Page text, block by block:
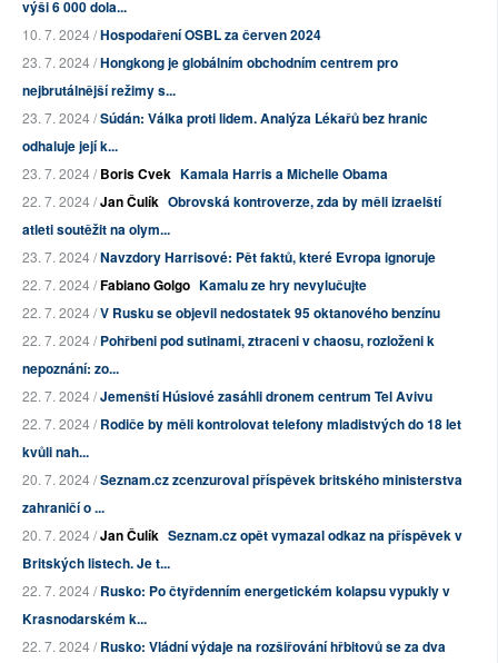
výši 6 000 dola...
10. 7. 2024 /Hospodaření OSBL za červen 2024
23. 7. 2024 /Hongkong je globálním obchodním centrem pro
nejbrutálnější režimy s...
23. 7. 2024 /Súdán: Válka proti lidem. Analýza Lékařů bez hranic
odhaluje její k...
23. 7. 2024 /Boris Cvek Kamala Harris a Michelle Obama
22. 7. 2024 /Jan Čulík Obrovská kontroverze, zda by měli izraelští
atleti soutěžit na olym...
23. 7. 2024 /Navzdory Harrisové: Pět faktů, které Evropa ignoruje
22. 7. 2024 /Fabiano Golgo Kamalu ze hry nevylučujte
22. 7. 2024 /V Rusku se objevil nedostatek 95 oktanového benzínu
22. 7. 2024 /Pohřbeni pod sutinami, ztraceni v chaosu, rozloženi k
nepoznání: zo...
22. 7. 2024 /Jemenští Húsiové zasáhli dronem centrum Tel Avivu
22. 7. 2024 /Rodiče by měli kontrolovat telefony mladistvých do 18 let
kvůli nah...
20. 7. 2024 /Seznam.cz zcenzuroval příspěvek britského ministerstva
zahraničí o ...
20. 7. 2024 /Jan Čulík Seznam.cz opět vymazal odkaz na příspěvek v
Britských listech. Je t...
22. 7. 2024 /Rusko: Po čtyřdenním energetickém kolapsu vypukly v
Krasnodarském k...
22. 7. 2024 /Rusko: Vládní výdaje na rozšiřování hřbitovů se za dva